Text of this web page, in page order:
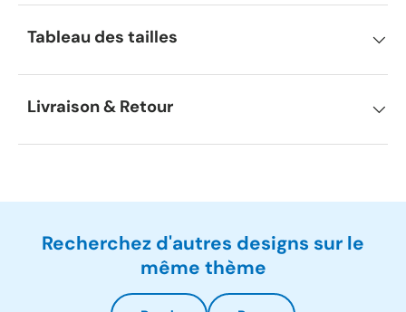
Tableau des tailles
Livraison & Retour
Recherchez d'autres designs sur le
même thème